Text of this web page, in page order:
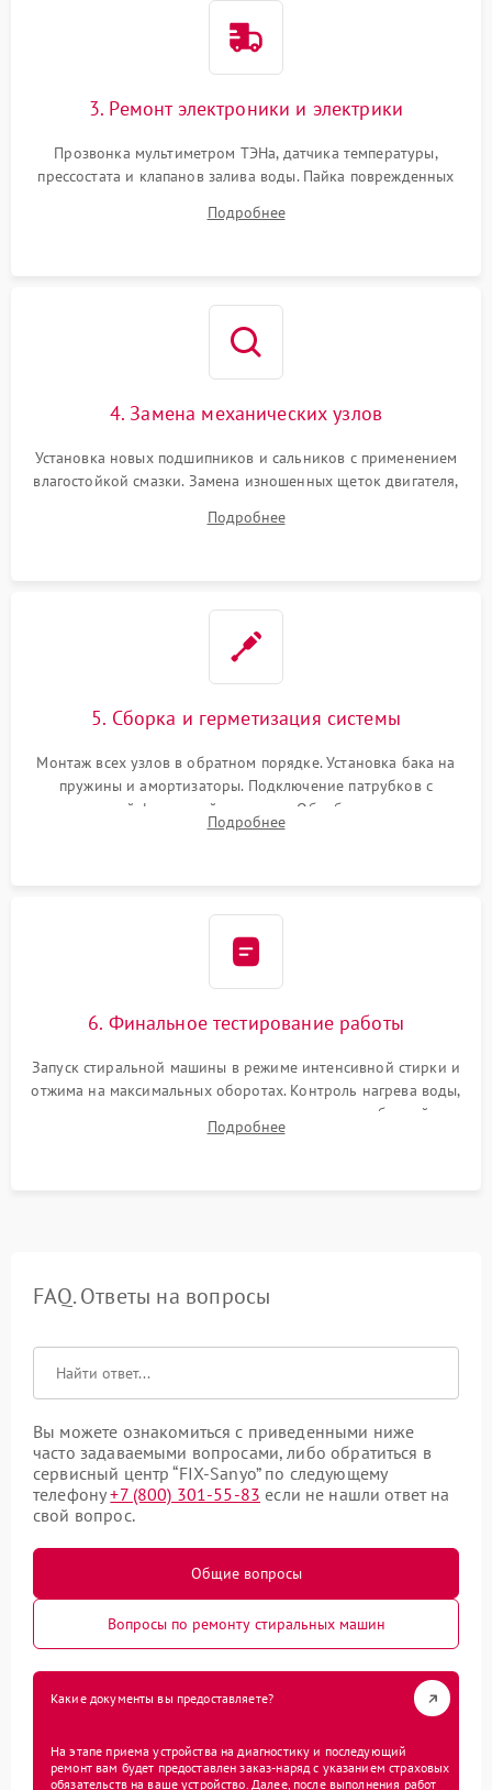
3. Ремонт электроники и электрики
Прозвонка мультиметром ТЭНа, датчика температуры,
прессостата и клапанов залива воды. Пайка поврежденных
Восстановление целостности проводки и контактов.
Подробнее
4. Замена механических узлов
Установка новых подшипников и сальников с применением
влагостойкой смазки. Замена изношенных щеток двигателя,
или поврежденной резиновой манжеты.
Подробнее
5. Сборка и герметизация системы
Монтаж всех узлов в обратном порядке. Установка бака на
пружины и амортизаторы. Подключение патрубков с
надежной фиксацией хомутами. Обработка стыков
герметиком для предотвращения возможных протечек воды.
Подробнее
6. Финальное тестирование работы
Запуск стиральной машины в режиме интенсивной стирки и
отжима на максимальных оборотах. Контроль нагрева воды,
корректности слива, отсутствия излишних вибраций,
посторонних стуков и протечек под корпусом.
Подробнее
FAQ. Ответы на вопросы
Вы можете ознакомиться с приведенными ниже
часто задаваемыми вопросами, либо обратиться в
сервисный центр “FIX-Sanyo” по следующему
телефону+7 (800) 301-55-83 если не нашли ответ на
свой вопрос.
Общие вопросы
Вопросы по ремонту стиральных машин
Какие документы вы предоставляете?
На этапе приема устройства на диагностику и последующий
ремонт вам будет предоставлен заказ-наряд с указанием страховых
обязательств на ваше устройство. Далее, после выполнения работ